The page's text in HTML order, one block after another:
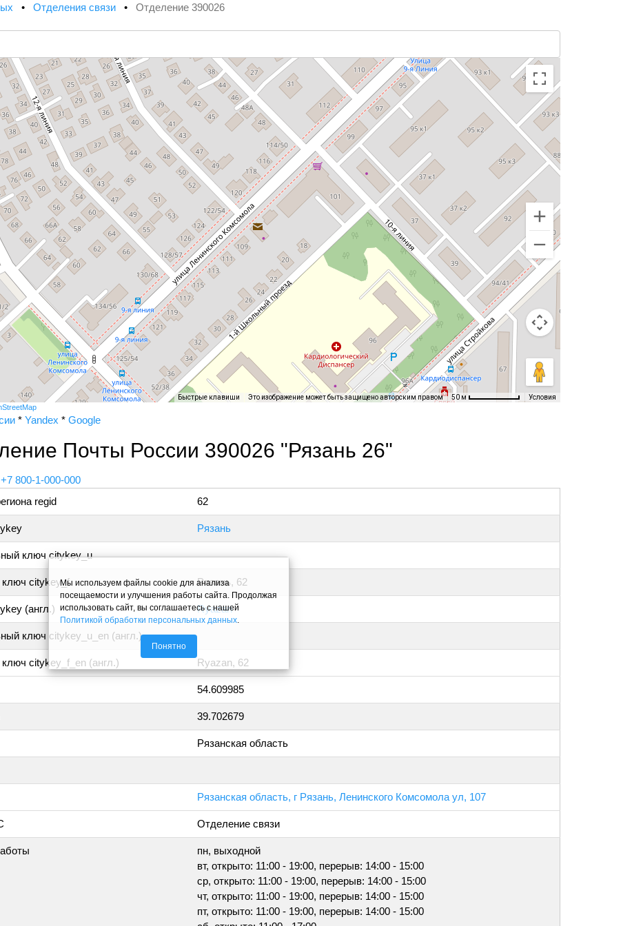
• Отделения связи • Отделение 390026
Быстрые клавиши Это изображение может быть защищено авторским правом 50 м Условия
* Yandex * Google
Почты России 390026 "Рязань 26"
+7 800-1-000-000
regid
62
Рязань
ключ citykey_u
citykey_f Рязань, 62
(англ.) Ryazan
ключ citykey_u_en (англ.)
citykey_f_en (англ.) Ryazan, 62
54.609985
39.702679
Рязанская область
Рязанская область, г Рязань, Ленинского Комсомола ул, 107
Отделение связи
пн, выходной
вт, открыто: 11:00 - 19:00, перерыв: 14:00 - 15:00
ср, открыто: 11:00 - 19:00, перерыв: 14:00 - 15:00
чт, открыто: 11:00 - 19:00, перерыв: 14:00 - 15:00
пт, открыто: 11:00 - 19:00, перерыв: 14:00 - 15:00
Мы используем файлы cookie для анализа
посещаемости и улучшения работы сайта. Продолжая
использовать сайт, вы соглашаетесь с нашей
Политикой обработки персональных данных
Понятно